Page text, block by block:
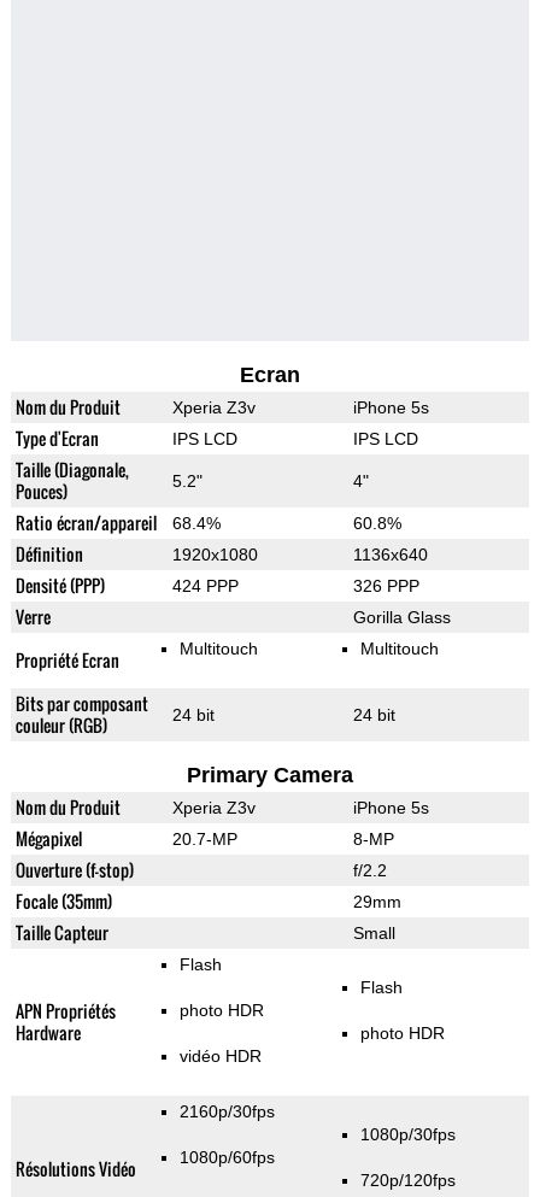
Ecran
Nom du Produit Xperia Z3v iPhone 5s
Type d'Ecran IPS LCD IPS LCD
Taille (Diagonale,
Pouces)
5.2" 4"
Ratio écran/appareil 68.4% 60.8%
Définition 1920x1080 1136x640
Densité (PPP) 424 PPP 326 PPP
Verre Gorilla Glass
Propriété Ecran Multitouch Multitouch
Bits par composant
couleur (RGB)
24 bit 24 bit
Primary Camera
Nom du Produit Xperia Z3v iPhone 5s
Mégapixel 20.7-MP 8-MP
Ouverture (f-stop) f/2.2
Focale (35mm) 29mm
Taille Capteur Small
APN Propriétés
Hardware
Flash
photo HDR
vidéo HDR
Flash
photo HDR
Résolutions Vidéo
2160p/30fps
1080p/60fps
1080p/30fps
720p/120fps